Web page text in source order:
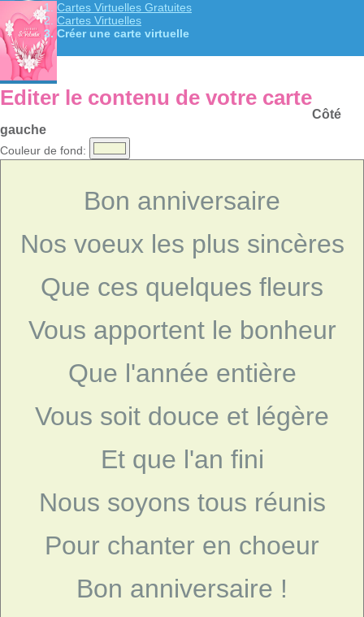
Cartes Virtuelles Gratuites
Cartes Virtuelles
Créer une carte virtuelle
Editer le contenu de votre carte
Côté
gauche
Couleur de fond:
Bon anniversaire
Nos voeux les plus sincères
Que ces quelques fleurs
Vous apportent le bonheur
Que l'année entière
Vous soit douce et légère
Et que l'an fini
Nous soyons tous réunis
Pour chanter en choeur
Bon anniversaire !